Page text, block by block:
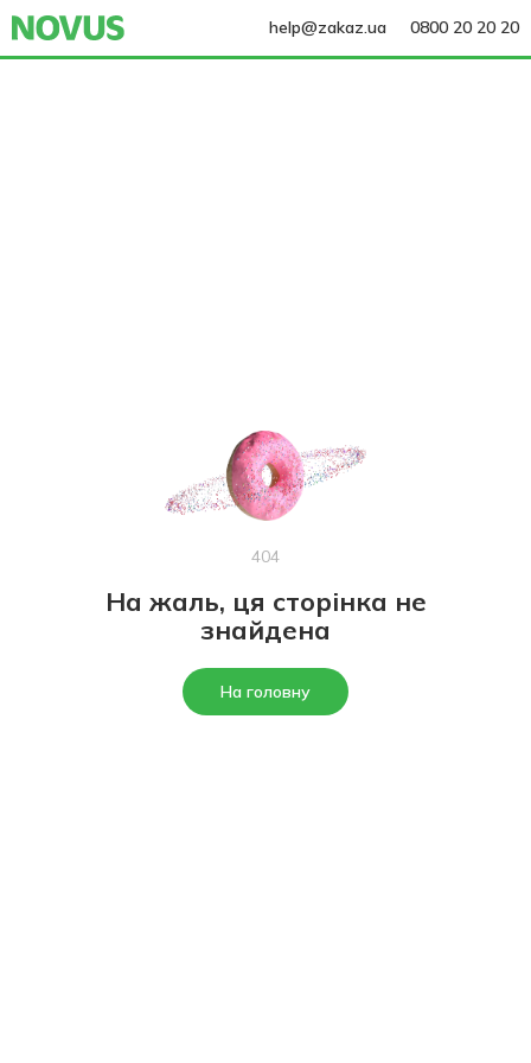
help@zakaz.ua 0800 20 20 20
404
На жаль, ця сторінка не
знайдена
На головну